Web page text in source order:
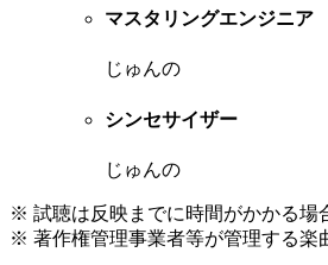
マスタリングエンジニア
じゅんの
シンセサイザー
じゅんの
※ 試聴は反映までに時間がかかる場
※ 著作権管理事業者等が管理する楽